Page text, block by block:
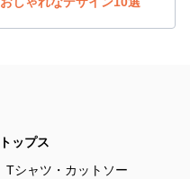
トップス
Tシャツ・カットソー